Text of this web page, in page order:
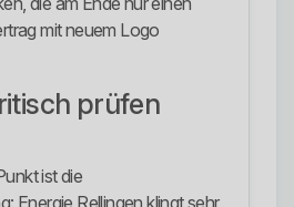
mit neuem Logo
prüfen
ist die